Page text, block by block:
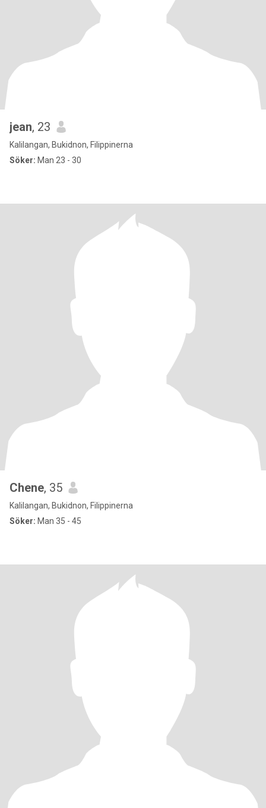
jean, 23
Kalilangan, Bukidnon, Filippinerna
Söker: Man 23 - 30
Chene, 35
Kalilangan, Bukidnon, Filippinerna
Söker: Man 35 - 45